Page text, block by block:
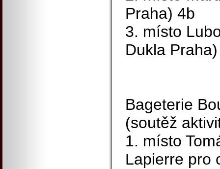
Praha) 4b
3. místo
Dukla
Bageterie
(soutěž
1. místo
Lapierre pro